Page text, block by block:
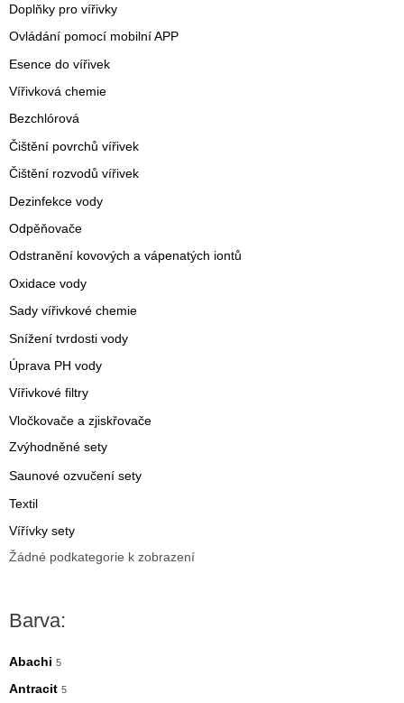
Doplňky pro vířivky
Ovládání pomocí mobilní APP
Esence do vířivek
Vířivková chemie
Bezchlórová
Čištění povrchů vířivek
Čištění rozvodů vířivek
Dezinfekce vody
Odpěňovače
Odstranění kovových a vápenatých iontů
Oxidace vody
Sady vířivkové chemie
Snížení tvrdosti vody
Úprava PH vody
Vířivkové filtry
Vločkovače a zjiskřovače
Zvýhodněné sety
Saunové ozvučení sety
Textil
Vířívky sety
Žádné podkategorie k zobrazení
Barva:
Abachi 5
Antracit 5